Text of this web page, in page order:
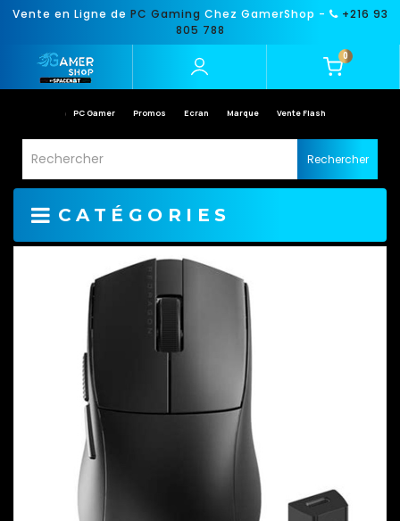
Vente en Ligne de PC Gaming Chez GamerShop -
+216 93
805 788
0
PC Gamer Promos Ecran Marque Vente Flash
Rechercher
CATÉGORIES